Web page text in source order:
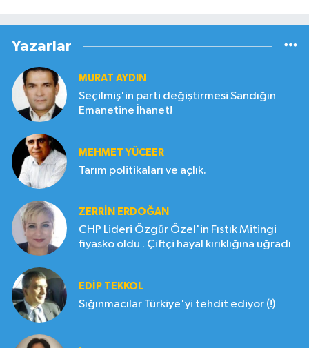
Yazarlar
MURAT AYDIN
Seçilmiş'in parti değiştirmesi Sandığın
Emanetine İhanet!
MEHMET YÜCEER
Tarım politikaları ve açlık.
ZERRIN ERDOĞAN
CHP Lideri Özgür Özel'in Fıstık Mitingi
fiyasko oldu . Çiftçi hayal kırıklığına uğradı
EDIP TEKKOL
Sığınmacılar Türkiye'yi tehdit ediyor (!)